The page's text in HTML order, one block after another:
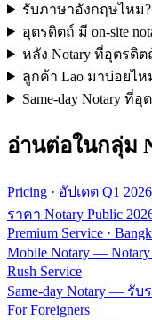
รับภาษาอังกฤษไหม?
อุตรดิตถ์ มี on-site
หลัง Notary ที่อุตรดิ
ลูกค้า Lao มาบ่อยไห
Same-day Notary ที่
อ่านต่อในกลุ่ม
Pricing · อัปเดต Q1 2026
ราคา Notary Public
Premium Service ·
Mobile Notary —
Rush Service
Same-day Notary — รั
For Foreigners